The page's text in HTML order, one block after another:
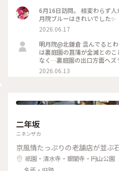
6月16日訪問。 相変わらず
月院ブルーはきれいでした✨
2026.06.17
明月院@北鎌倉 混んでるとわかってても行きますよねー 今年
は裏庭園の菖蒲が全滅との
なく…裏庭園の出口方面へズ
飾のあじさいがとても素敵
すよねー(ﾜｶﾙｰ) 写真もなか
ても疲れます… 夕方の空いて
2026.06.13
二年坂
ニネンザカ
京風情たっぷりの老舗店が並ぶ
祇園・清水寺・銀閣寺・円山公園